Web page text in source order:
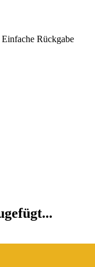
Einfache Rückgabe